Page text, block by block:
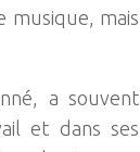
musique, mais
a souvent
et dans ses